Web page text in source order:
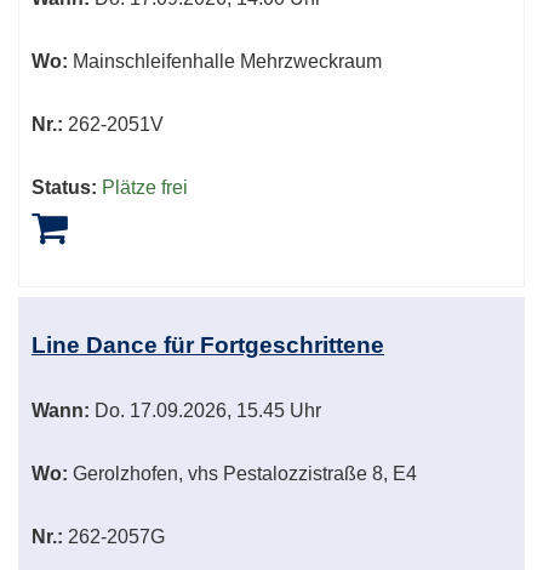
Wo: Mainschleifenhalle Mehrzweckraum
Nr.: 262-2051V
Status: Plätze frei
Line Dance für Fortgeschrittene
Wann: Do. 17.09.2026, 15.45 Uhr
Wo: Gerolzhofen, vhs Pestalozzistraße 8, E4
Nr.: 262-2057G